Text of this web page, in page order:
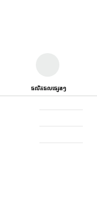
ផលិតផលផ្សេងៗ